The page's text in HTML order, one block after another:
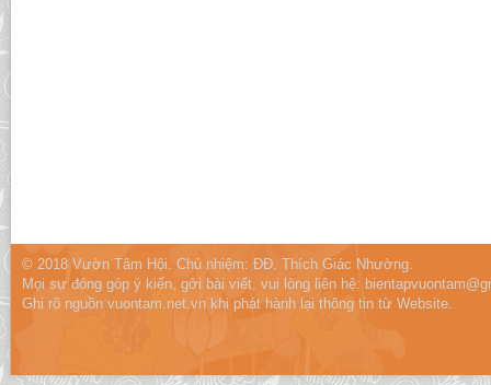
© 2018 Vườn Tâm Hội. Chủ nhiệm: ĐĐ. Thích Giác Nhường.
Mọi sự đóng góp ý kiến, gởi bài viết, vui lòng liên hệ:
Ghi rõ nguồn vuontam.net.vn khi phát hành lại thông tin từ Website.